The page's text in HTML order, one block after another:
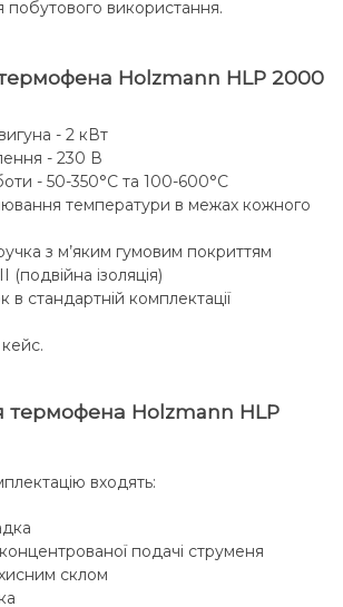
побутового використання.
Holzmann HLP 2000
- 2 кВт
- 230 В
- 50-350°C та 100-600°C
температури в межах кожного
з м’яким гумовим покриттям
(подвійна ізоляція)
в стандартній комплектації
термофена Holzmann HLP
входять:
подачі струменя
склом